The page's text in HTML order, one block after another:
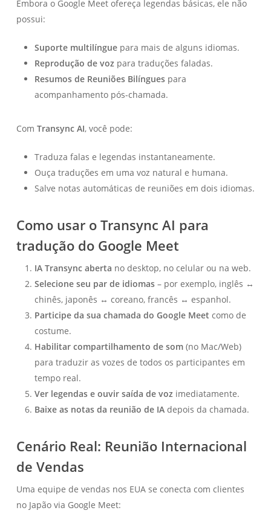
Embora o Google Meet ofereça legendas básicas, ele não
possui:
Suporte multilínguepara mais de alguns idiomas.
Reprodução de voz para traduções faladas.
Resumos de Reuniões Bilínguespara
acompanhamento pós-chamada.
Com Transync AI, você pode:
Traduza falas e legendas instantaneamente.
Ouça traduções em uma voz natural e humana.
Salve notas automáticas de reuniões em dois idiomas.
Como usar o Transync AI para
tradução do Google Meet
IA Transync aberta no desktop, no celular ou na web.
Selecione seu par de idiomas– por exemplo, inglês ↔
chinês, japonês ↔ coreano, francês ↔ espanhol.
Participe da sua chamada do Google Meet como de
costume.
Habilitar compartilhamento de som(no Mac/Web)
para traduzir as vozes de todos os participantes em
tempo real.
Ver legendas e ouvir saída de voz imediatamente.
Baixe as notas da reunião de IAdepois da chamada.
Cenário Real: Reunião Internacional
de Vendas
Uma equipe de vendas nos EUA se conecta com clientes
no Japão via Google Meet: